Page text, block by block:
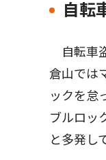
自転
自転車
倉山では
ックを怠
ブルロッ
と多発し